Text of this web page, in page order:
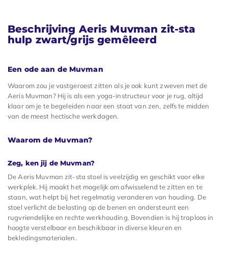
Beschrijving Aeris Muvman zit-sta
hulp zwart/grijs gemêleerd
Een ode aan de Muvman
Waarom zou je vastgeroest zitten als je ook kunt zweven met de
Aeris Muvman? Hij is als een yoga-instructeur voor je rug, altijd
klaar om je te begeleiden naar een staat van zen, zelfs te midden
van de meest hectische werkdagen.
Waarom de Muvman?
Zeg, ken jij de Muvman?
De Aeris Muvman zit-sta stoel is veelzijdig en geschikt voor elke
werkplek. Hij maakt het mogelijk om afwisselend te zitten en te
staan, wat helpt bij het regelmatig veranderen van houding. De
stoel verlicht de belasting op de benen en ondersteunt een
rugvriendelijke en rechte werkhouding. Bovendien is hij traploos in
hoogte verstelbaar en beschikbaar in diverse kleuren en
bekledingsmaterialen.